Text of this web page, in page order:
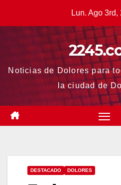
Lun. Ago 3rd,
Noticias de Dolores para
la ciudad de
DESTACADO DOLORES